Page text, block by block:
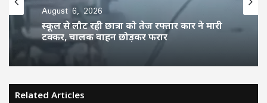
August 6, 2026
स्कूल से लौट रही छात्रा को तेज रफ्तार कार ने मारी
टक्कर, चालक वाहन छोड़कर फरार
Related Articles